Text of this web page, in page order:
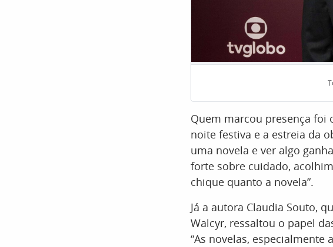
Quem marcou presença foi
noite festiva e a estreia da
uma novela e ver algo
forte sobre cuidado,
chique quanto a novela”.
Já a autora Claudia Souto,
Walcyr, ressaltou o papel
“As novelas,